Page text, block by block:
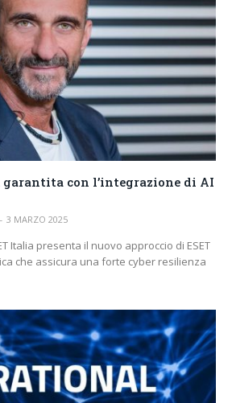
garantita con l’integrazione di AI
3 MARZO 2025
Italia presenta il nuovo approccio di ESET
che assicura una forte cyber resilienza